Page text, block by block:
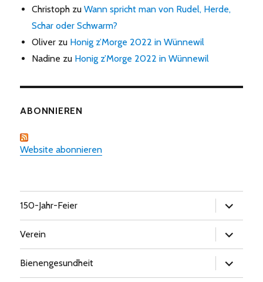
Christoph zuWann spricht man von Rudel, Herde,
Schar oder Schwarm?
Oliver zu Honig z’Morge 2022 in Wünnewil
Nadine zu Honig z’Morge 2022 in Wünnewil
ABONNIEREN
Website abonnieren
150-Jahr-Feier
öffnen
Verein
öffnen
Bienengesundheit
öffnen